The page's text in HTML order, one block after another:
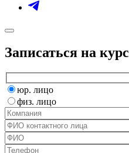
Записаться на курс
юр. лицо
физ. лицо